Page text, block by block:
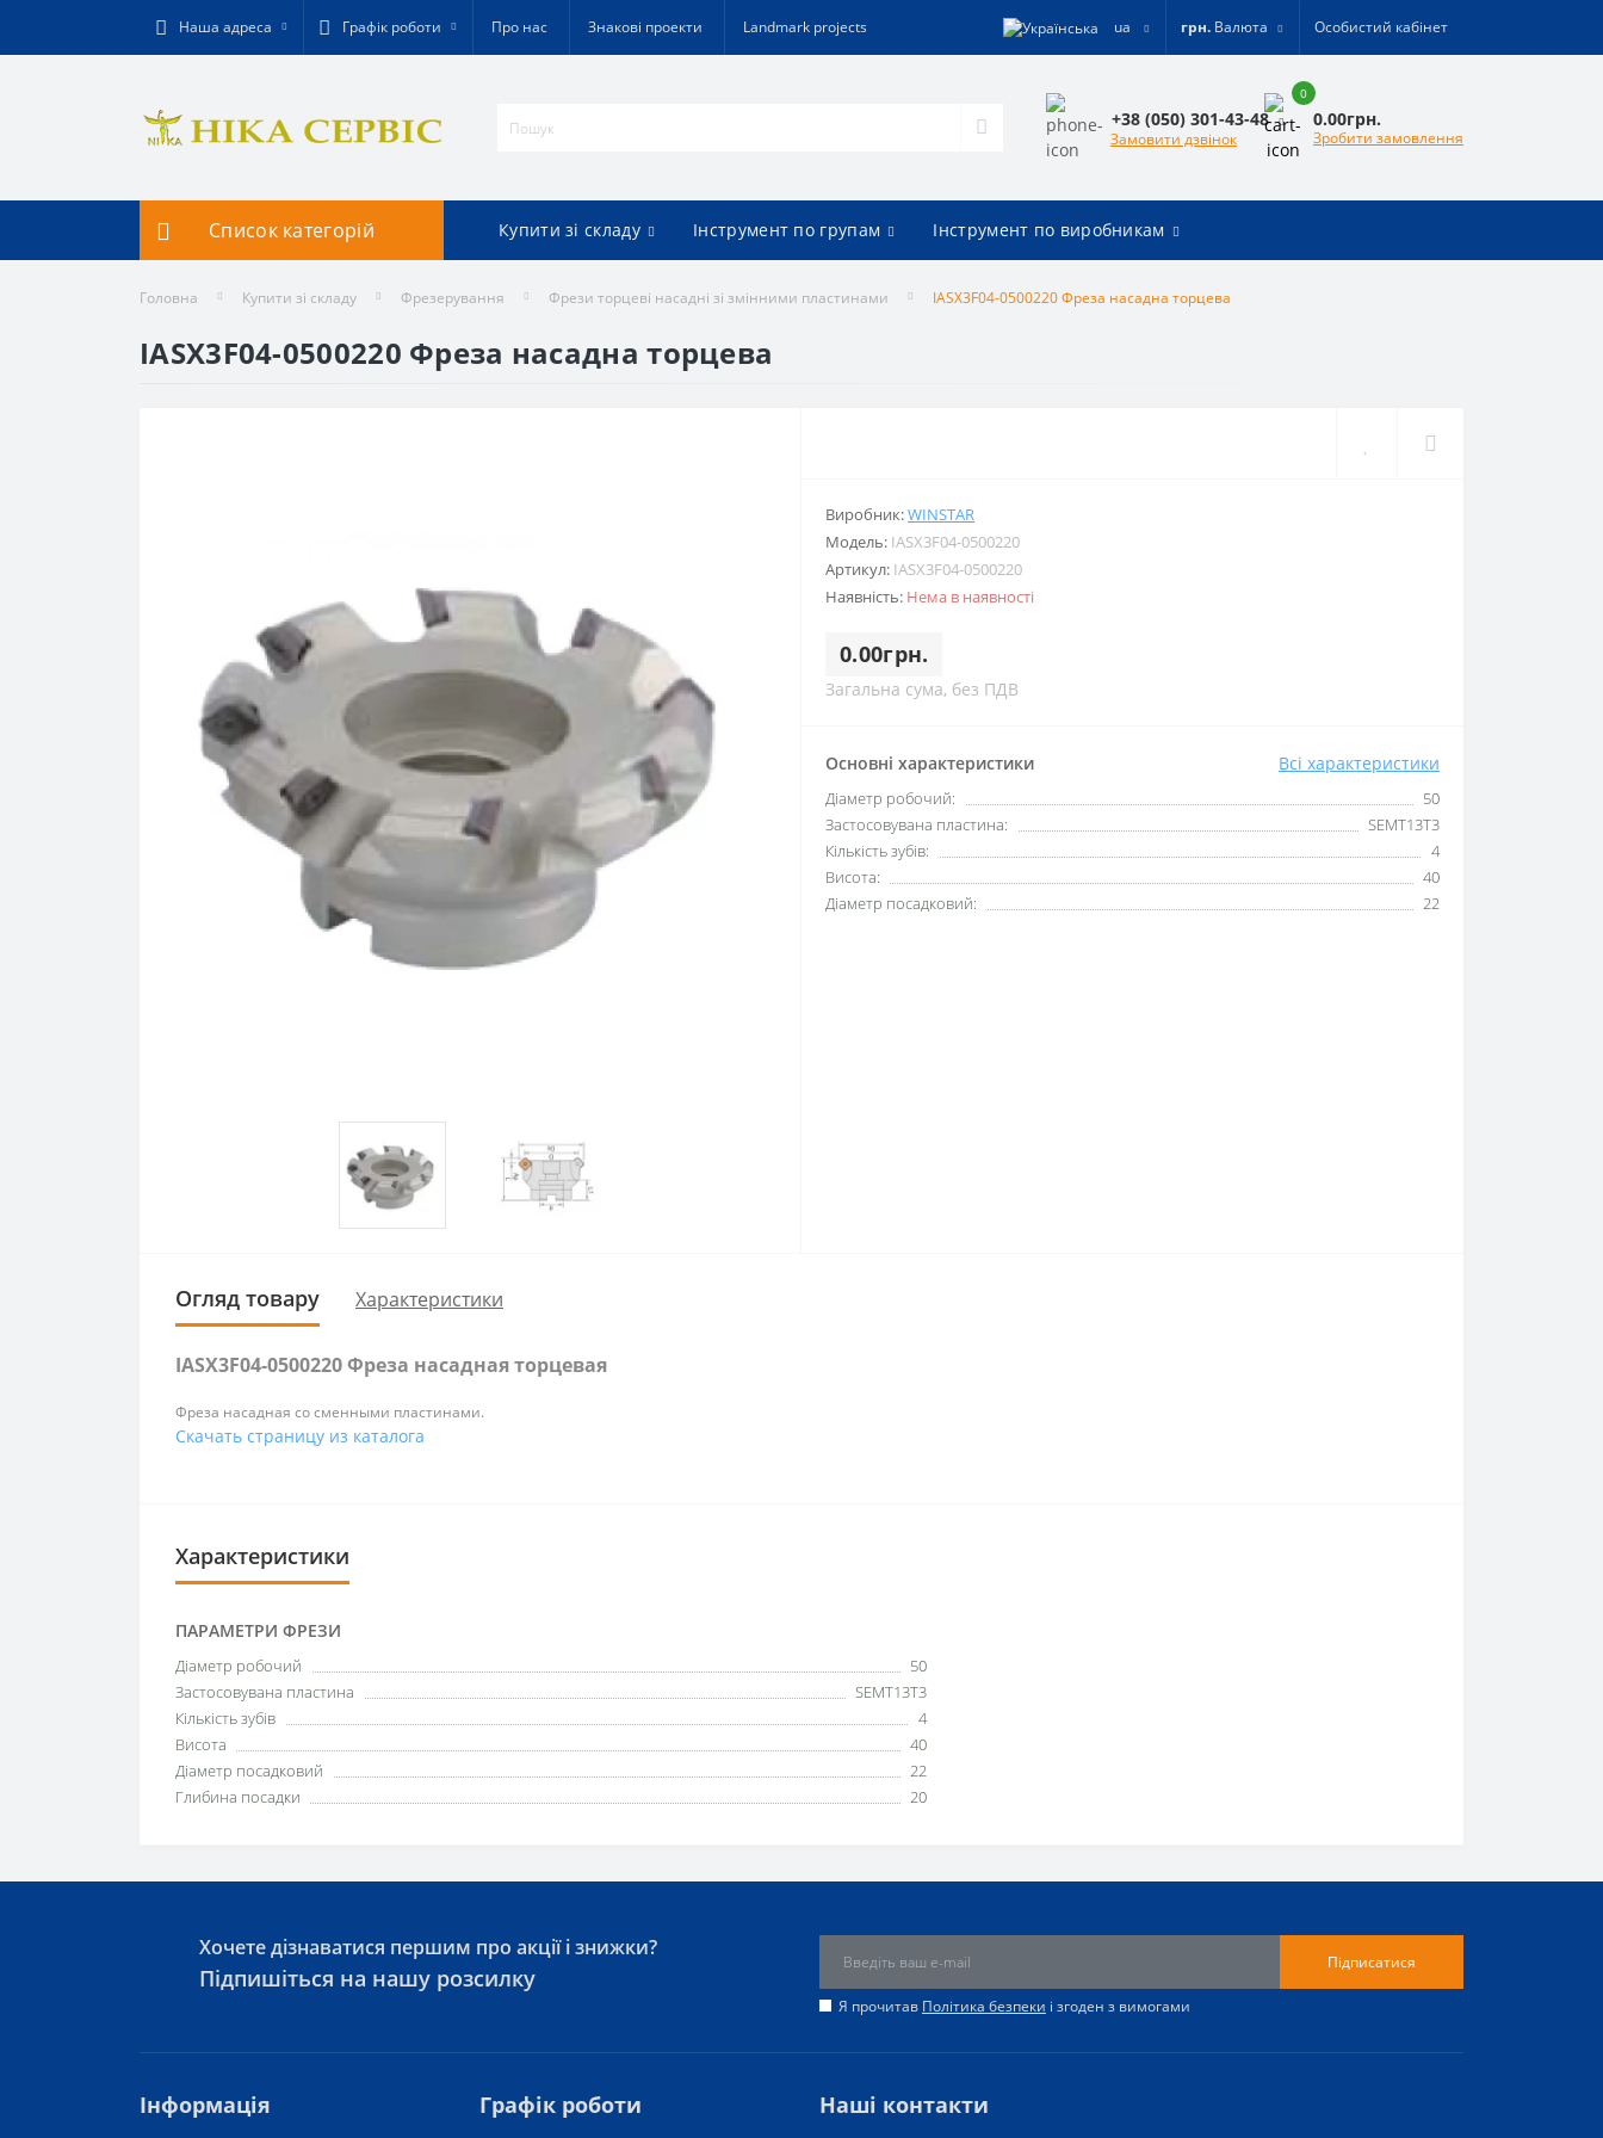
Наша адреса Графік роботи Про нас Знакові проекти Landmark projects ua грн. Валюта Особистий кабінет
+38 (050) 301-43-48
Замовити дзвінок
0
0.00грн.
Зробити замовлення
Список категорій Купити зі складу Інструмент по групам Інструмент по виробникам
Головна Купити зі складу Фрезерування Фрези торцеві насадні зі змінними пластинами IASX3F04-0500220 Фреза насадна торцева
IASX3F04-0500220 Фреза насадна торцева
Виробник:WINSTAR
Модель: IASX3F04-0500220
Артикул: IASX3F04-0500220
Наявність: Нема в наявності
0.00грн.
Загальна сума, без ПДВ
Основні характеристики Всі характеристики
Діаметр робочий:
50
Застосовувана пластина:
SEMT13T3
Кількість зубів:
4
Висота:
40
Діаметр посадковий:
22
Огляд товару Характеристики
IASX3F04-0500220 Фреза насадная торцевая
Фреза насадная со сменными пластинами.
Скачать страницу из каталога
Характеристики
ПАРАМЕТРИ ФРЕЗИ
Діаметр робочий
50
Застосовувана пластина
SEMT13T3
Кількість зубів
4
Висота
40
Діаметр посадковий
22
Глибина посадки
20
Хочете дізнаватися першим про акції і знижки?
Підпишіться на нашу розсилку
Підписатися
Я прочитав Політика безпеки і згоден з вимогами
Інформація Графік роботи Наші контакти